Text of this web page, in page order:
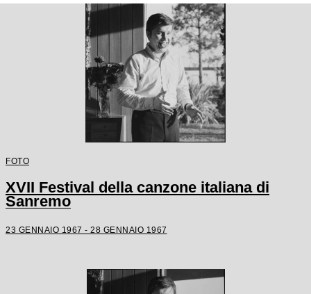
FOTO
XVII Festival della canzone italiana di
Sanremo
23 GENNAIO 1967 - 28 GENNAIO 1967